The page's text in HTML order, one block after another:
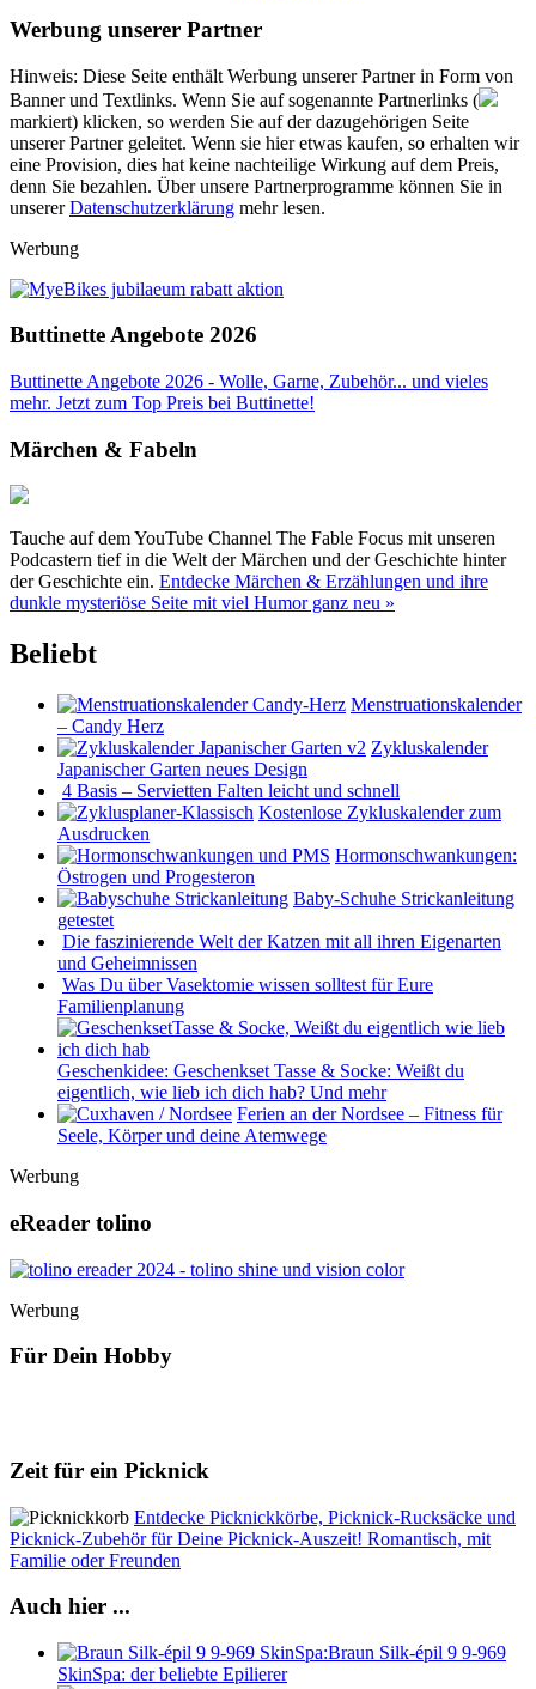
Werbung unserer Partner
Hinweis: Diese Seite enthält Werbung unserer Partner in Form von
Banner und Textlinks. Wenn Sie auf sogenannte Partnerlinks (
markiert) klicken, so werden Sie auf der dazugehörigen Seite
unserer Partner geleitet. Wenn sie hier etwas kaufen, so erhalten wir
eine Provision, dies hat keine nachteilige Wirkung auf dem Preis,
denn Sie bezahlen. Über unsere Partnerprogramme können Sie in
unsererDatenschutzerklärung mehr lesen.
Werbung
Buttinette Angebote 2026
Buttinette Angebote 2026 - Wolle, Garne, Zubehör... und vieles
mehr. Jetzt zum Top Preis bei Buttinette!
Märchen & Fabeln
Tauche auf dem YouTube Channel The Fable Focus mit unseren
Podcastern tief in die Welt der Märchen und der Geschichte hinter
der Geschichte ein. Entdecke Märchen & Erzählungen und ihre
dunkle mysteriöse Seite mit viel Humor ganz neu »
Beliebt
Menstruationskalender
– Candy Herz
Zykluskalender
Japanischer Garten neues Design
4 Basis – Servietten Falten leicht und schnell
Kostenlose Zykluskalender zum
Ausdrucken
Hormonschwankungen:
Östrogen und Progesteron
Baby-Schuhe Strickanleitung
getestet
Die faszinierende Welt der Katzen mit all ihren Eigenarten
und Geheimnissen
Was Du über Vasektomie wissen solltest für Eure
Familienplanung
Geschenkidee: Geschenkset Tasse & Socke: Weißt du
eigentlich, wie lieb ich dich hab? Und mehr
Ferien an der Nordsee – Fitness für
Seele, Körper und deine Atemwege
Werbung
eReader tolino
Werbung
Für Dein Hobby
Zeit für ein Picknick
Entdecke Picknickkörbe, Picknick-Rucksäcke und
Picknick-Zubehör für Deine Picknick-Auszeit! Romantisch, mit
Familie oder Freunden
Auch hier ...
Braun Silk-épil 9 9-969
SkinSpa: der beliebte Epilierer